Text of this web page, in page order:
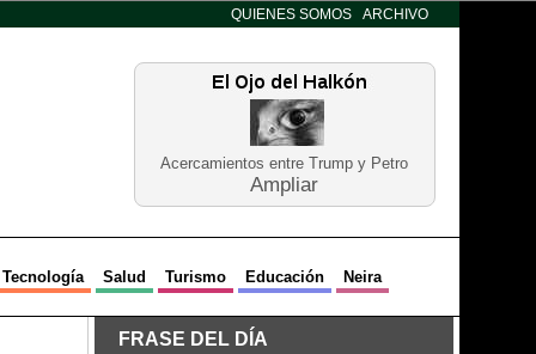
QUIENES SOMOS ARCHIVO
Acercamientos entre Trump y Petro
Ampliar
Tecnología Salud Turismo Educación Neira
FRASE DEL DÍA